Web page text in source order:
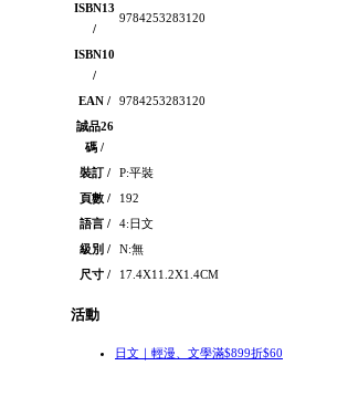
ISBN13
/
9784253283120
ISBN10
/
EAN /
9784253283120
誠品26
碼 /
裝訂 /
P:平裝
頁數 /
192
語言 /
4:日文
級別 /
N:無
尺寸 /
17.4X11.2X1.4CM
活動
日文｜輕漫、文學滿$899折$60